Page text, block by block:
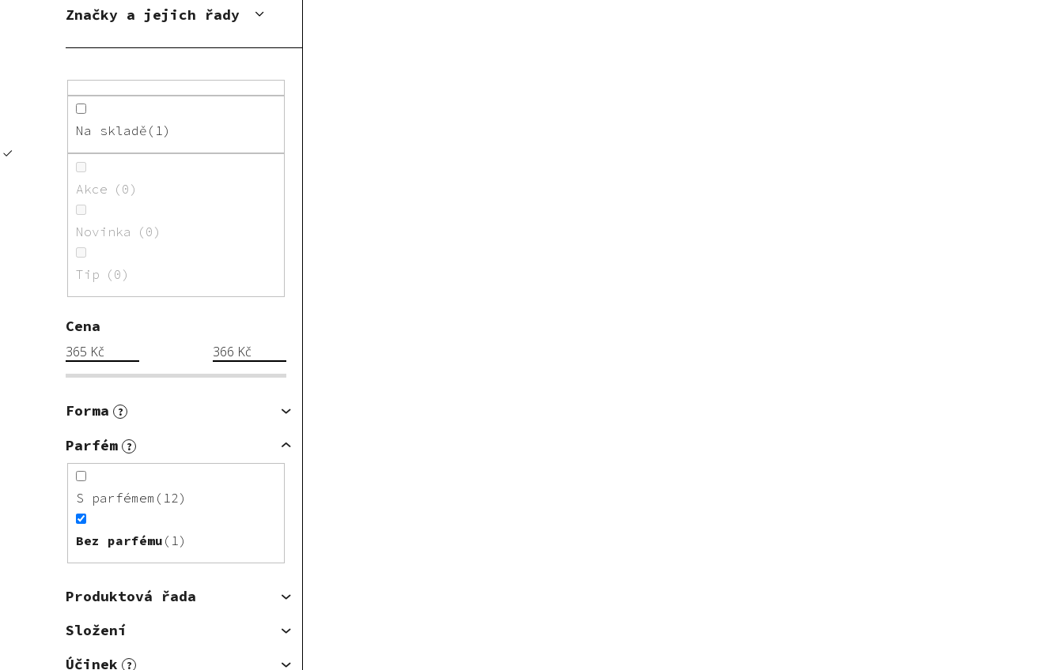
Značky a jejich řady
Na skladě 1
Akce 0
Novinka 0
Tip 0
Cena
365 Kč 366 Kč
Forma ?
Parfém ?
S parfémem 12
Bez parfému 1
Produktová řada
Složení
Účinek
?